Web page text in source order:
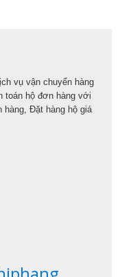
vụ vận chuyển hàng
toán hộ đơn hàng với
hàng, Đặt hàng hộ giá